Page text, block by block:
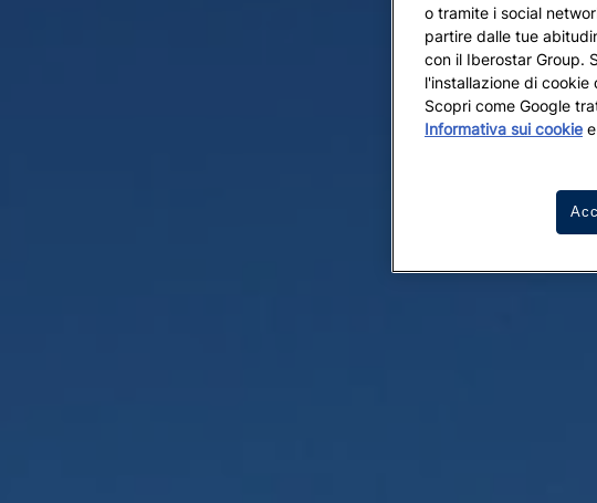
o tramite i social
partire dalle tue
con il Iberostar Group.
l'installazione di
Scopri come Google
Informativa sui cookie